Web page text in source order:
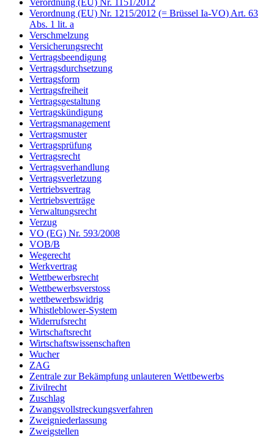
Verordnung (EU) Nr. 1215/2012 (= Brüssel Ia-VO) Art. 63
Abs. 1 lit. a
Verschmelzung
Versicherungsrecht
Vertragsbeendigung
Vertragsdurchsetzung
Vertragsform
Vertragsfreiheit
Vertragsgestaltung
Vertragskündigung
Vertragsmanagement
Vertragsmuster
Vertragsprüfung
Vertragsrecht
Vertragsverhandlung
Vertragsverletzung
Vertriebsvertrag
Vertriebsverträge
Verwaltungsrecht
Verzug
VO (EG) Nr. 593/2008
VOB/B
Wegerecht
Werkvertrag
Wettbewerbsrecht
Wettbewerbsverstoss
wettbewerbswidrig
Whistleblower-System
Widerrufsrecht
Wirtschaftsrecht
Wirtschaftswissenschaften
Wucher
ZAG
Zentrale zur Bekämpfung unlauteren Wettbewerbs
Zivilrecht
Zuschlag
Zwangsvollstreckungsverfahren
Zweigniederlassung
Zweigstellen